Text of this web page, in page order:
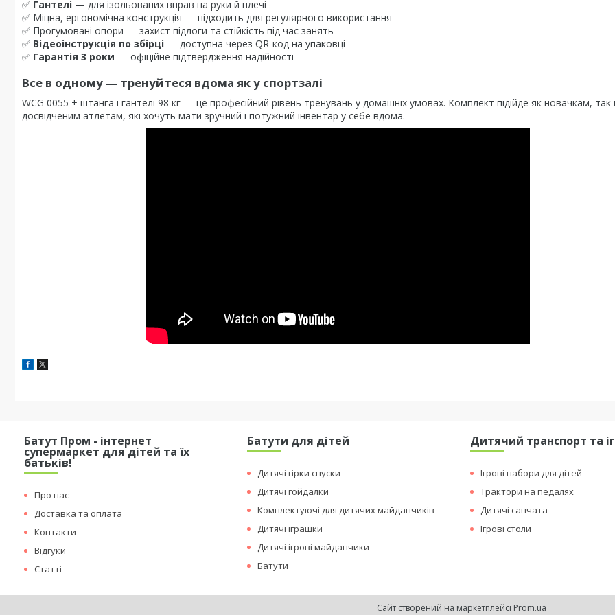
✅ Гантелі — для ізольованих вправ на руки й плечі
✅ Міцна, ергономічна конструкція — підходить для регулярного використання
✅ Прогумовані опори — захист підлоги та стійкість під час занять
✅ Відеоінструкція по збірці — доступна через QR-код на упаковці
✅ Гарантія 3 роки — офіційне підтвердження надійності
Все в одному — тренуйтеся вдома як у спортзалі
WCG 0055 + штанга і гантелі 98 кг — це професійний рівень тренувань у домашніх умовах. Комплект підійде як новачкам, так і
досвідченим атлетам, які хочуть мати зручний і потужний інвентар у себе вдома.
Батут Пром - інтернет
супермаркет для дітей та їх
батьків!
Про нас
Доставка та оплата
Контакти
Відгуки
Статті
Батути для дітей
Дитячі гірки спуски
Дитячі гойдалки
Комплектуючі для дитячих майданчиків
Дитячі іграшки
Дитячі ігрові майданчики
Батути
Дитячий транспорт та
Ігрові набори для дітей
Трактори на педалях
Дитячі санчата
Ігрові столи
Сайт створений на маркетплейсі Prom.ua